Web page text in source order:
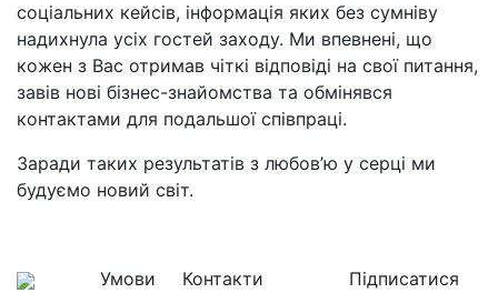
соціальних кейсів, інформація яких без сумніву
надихнула усіх гостей заходу. Ми впевнені, що
кожен з Вас отримав чіткі відповіді на свої питання,
завів нові бізнес-знайомства та обмінявся
контактами для подальшої співпраці.
Заради таких результатів з любов’ю у серці ми
будуємо новий світ.
Умови
Контакти
Підписатися